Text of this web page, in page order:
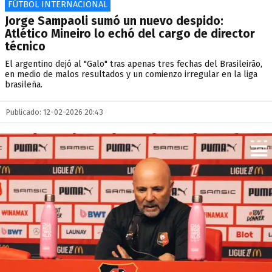
FÚTBOL INTERNACIONAL
Jorge Sampaoli sumó un nuevo despido:
Atlético Mineiro lo echó del cargo de director
técnico
El argentino dejó al "Galo" tras apenas tres fechas del Brasileirão,
en medio de malos resultados y un comienzo irregular en la liga
brasileña.
Publicado: 12-02-2026 20:43